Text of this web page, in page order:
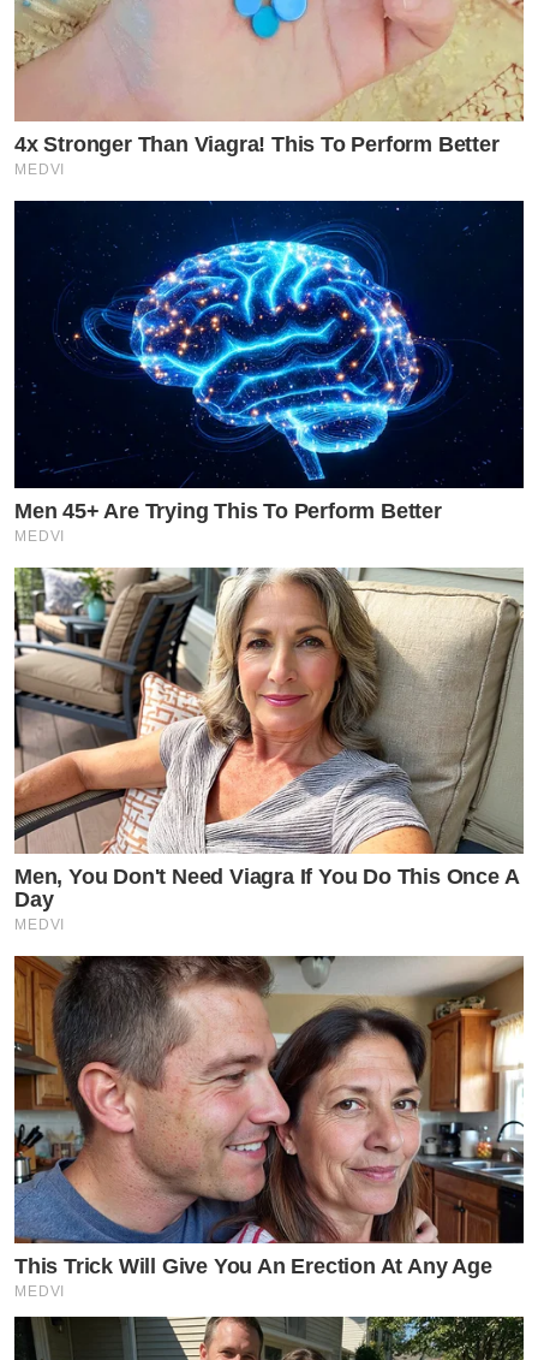
4x Stronger Than Viagra! This To Perform Better
MEDVI
Men 45+ Are Trying This To Perform Better
MEDVI
Men, You Don't Need Viagra If You Do This Once A
Day
MEDVI
This Trick Will Give You An Erection At Any Age
MEDVI